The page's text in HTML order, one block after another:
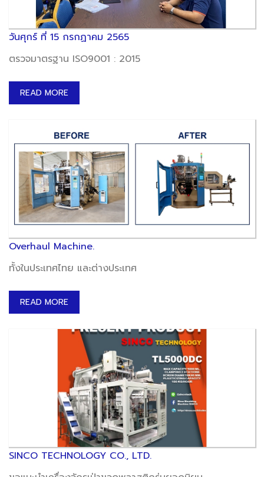
วันศุกร์ ที่ 15 กรกฏาคม 2565
ตรวจมาตรฐาน ISO9001 : 2015
READ MORE
Overhaul Machine.
ทั้งในประเทศไทย และต่างประเทศ
READ MORE
SINCO TECHNOLOGY CO., LTD.